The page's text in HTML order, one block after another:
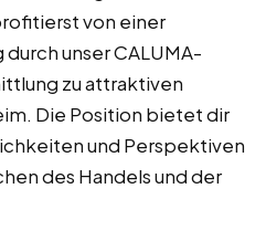
von einer
unser CALUMA-
zu attraktiven
Die Position bietet dir
und Perspektiven
des Handels und der